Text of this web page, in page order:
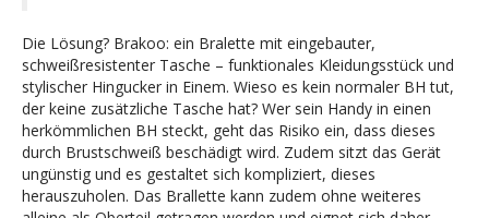
Die Lösung? Brakoo: ein Bralette mit eingebauter,
schweißresistenter Tasche – funktionales Kleidungsstück und
stylischer Hingucker in Einem. Wieso es kein normaler BH tut,
der keine zusätzliche Tasche hat? Wer sein Handy in einen
herkömmlichen BH steckt, geht das Risiko ein, dass dieses
durch Brustschweiß beschädigt wird. Zudem sitzt das Gerät
ungünstig und es gestaltet sich kompliziert, dieses
herauszuholen. Das Brallette kann zudem ohne weiteres